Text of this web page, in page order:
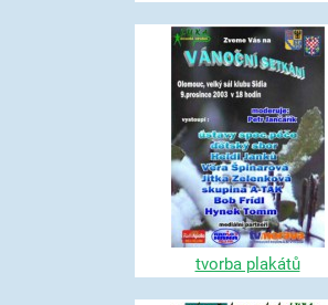
tvorba plakátů